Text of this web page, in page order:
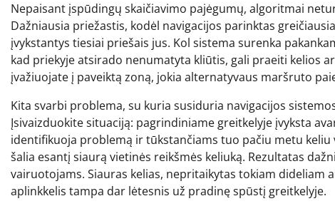
Nepaisant įspūdingų skaičiavimo pajėgumų, algoritmai
Dažniausia priežastis, kodėl navigacijos parinktas
įvykstantys tiesiai priešais jus. Kol sistema surenka
kad priekyje atsirado nenumatyta kliūtis, gali praeiti kelios
įvažiuojate į paveiktą zoną, jokia alternatyvaus maršruto
Kita svarbi problema, su kuria susiduria navigacijos
Įsivaizduokite situaciją: pagrindiniame greitkelyje įvyksta
identifikuoja problemą ir tūkstančiams tuo pačiu metu
šalia esantį siaurą vietinės reikšmės keliuką. Rezultatas
vairuotojams. Siauras kelias, nepritaikytas tokiam
aplinkkelis tampa dar lėtesnis už pradinę spūstį greitkelyje.